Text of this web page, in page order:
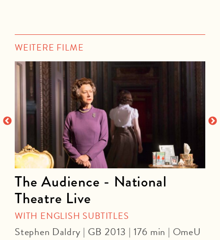
WEITERE FILME
The Audience - National
Theatre Live
WITH ENGLISH SUBTITLES
Stephen Daldry | GB 2013 | 176 min | OmeU